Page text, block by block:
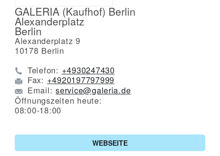
GALERIA (Kaufhof) Berlin
Alexanderplatz
Berlin
Alexanderplatz 9
10178 Berlin
Telefon: +4930247430
Fax: +4920197797999
Email:service@galeria.de
Öffnungszeiten heute:
08:00-18:00
WEBSEITE